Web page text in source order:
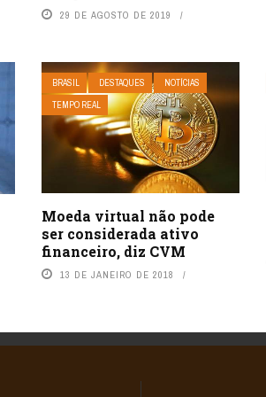
29 DE AGOSTO DE 2019
BRASIL DESTAQUES
NOTÍCIAS
TEMPO REAL
Moeda virtual não pode
ser considerada ativo
financeiro, diz CVM
13 DE JANEIRO DE 2018